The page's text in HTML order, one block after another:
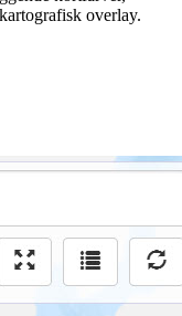
overlay.